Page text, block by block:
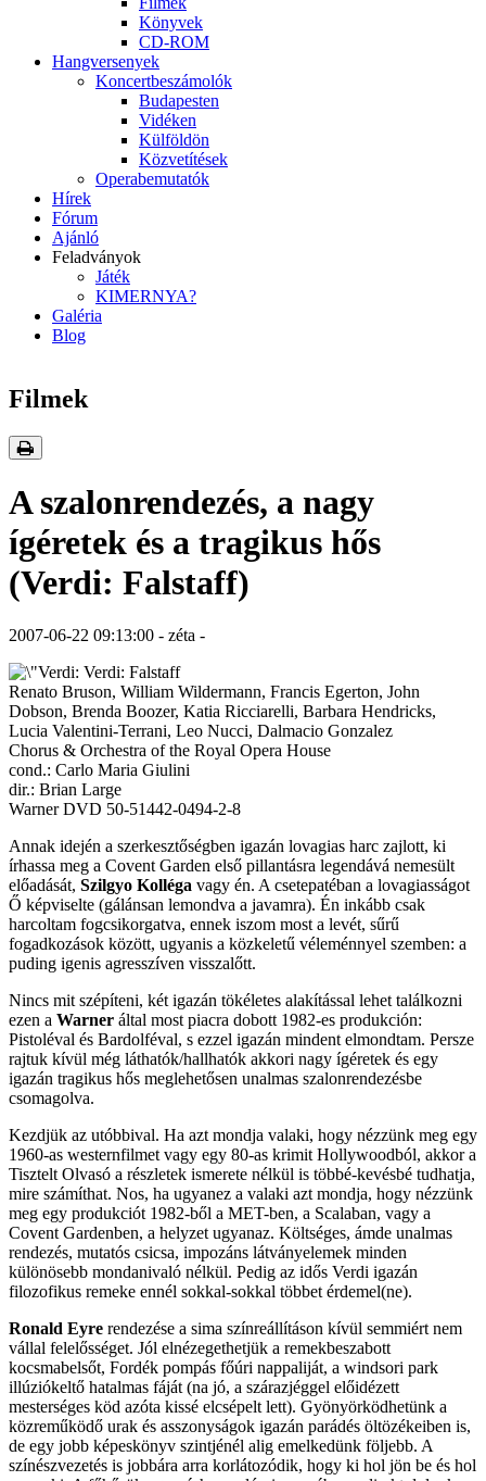
Könyvek
CD-ROM
Hangversenyek
Koncertbeszámolók
Budapesten
Vidéken
Külföldön
Közvetítések
Operabemutatók
Hírek
Fórum
Ajánló
Feladványok
Játék
KIMERNYA?
Galéria
Blog
Filmek
A szalonrendezés, a nagy
ígéretek és a tragikus hős
(Verdi: Falstaff)
2007-06-22 09:13:00 - zéta -
Verdi: Falstaff
Renato Bruson, William Wildermann, Francis Egerton, John
Dobson, Brenda Boozer, Katia Ricciarelli, Barbara Hendricks,
Lucia Valentini-Terrani, Leo Nucci, Dalmacio Gonzalez
Chorus & Orchestra of the Royal Opera House
cond.: Carlo Maria Giulini
dir.: Brian Large
Warner DVD 50-51442-0494-2-8
Annak idején a szerkesztőségben igazán lovagias harc zajlott, ki
írhassa meg a Covent Garden első pillantásra legendává nemesült
előadását, Szilgyo Kolléga vagy én. A csetepatéban a lovagiasságot
Ő képviselte (gálánsan lemondva a javamra). Én inkább csak
harcoltam fogcsikorgatva, ennek iszom most a levét, sűrű
fogadkozások között, ugyanis a közkeletű véleménnyel szemben: a
puding igenis agresszíven visszalőtt.
Nincs mit szépíteni, két igazán tökéletes alakítással lehet találkozni
ezen a Warner által most piacra dobott 1982-es produkción:
Pistoléval és Bardolféval, s ezzel igazán mindent elmondtam. Persze
rajtuk kívül még láthatók/hallhatók akkori nagy ígéretek és egy
igazán tragikus hős meglehetősen unalmas szalonrendezésbe
csomagolva.
Kezdjük az utóbbival. Ha azt mondja valaki, hogy nézzünk meg egy
1960-as westernfilmet vagy egy 80-as krimit Hollywoodból, akkor a
Tisztelt Olvasó a részletek ismerete nélkül is többé-kevésbé tudhatja,
mire számíthat. Nos, ha ugyanez a valaki azt mondja, hogy nézzünk
meg egy produkciót 1982-ből a MET-ben, a Scalaban, vagy a
Covent Gardenben, a helyzet ugyanaz. Költséges, ámde unalmas
rendezés, mutatós csicsa, impozáns látványelemek minden
különösebb mondanivaló nélkül. Pedig az idős Verdi igazán
filozofikus remeke ennél sokkal-sokkal többet érdemel(ne).
Ronald Eyre rendezése a sima színreállításon kívül semmiért nem
vállal felelősséget. Jól elnézegethetjük a remekbeszabott
kocsmabelsőt, Fordék pompás főúri nappaliját, a windsori park
illúziókeltő hatalmas fáját (na jó, a szárazjéggel előidézett
mesterséges köd azóta kissé elcsépelt lett). Gyönyörködhetünk a
közreműködő urak és asszonyságok igazán parádés öltözékeiben is,
de egy jobb képeskönyv szintjénél alig emelkedünk följebb. A
színészvezetés is jobbára arra korlátozódik, hogy ki hol jön be és hol